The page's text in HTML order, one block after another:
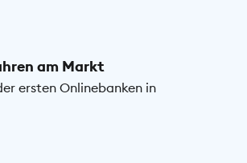
am Markt
ersten Onlinebanken in